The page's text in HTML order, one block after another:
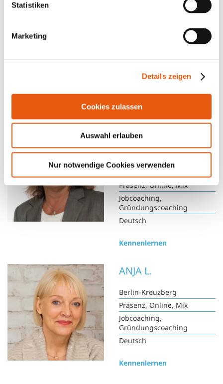
Statistiken
Marketing
Details zeigen
Cookies zulassen
Auswahl erlauben
Nur notwendige Cookies verwenden
München-Trudering
Präsenz, Online, Mix
Deutsch
Kennenlernen
DANIELE
Berlin-Prenzlauer Berg,
Berlin-Reinickendorf, Berlin-
Präsenz, Online, Mix
Jobcoaching,
Gründungscoaching
Deutsch
Kennenlernen
ANJA L.
Berlin-Kreuzberg
Präsenz, Online, Mix
Jobcoaching,
Gründungscoaching
Deutsch
Kennenlernen